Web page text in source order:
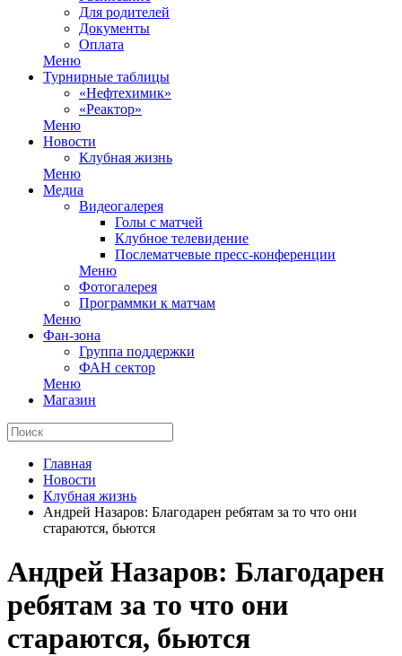
Для родителей
Документы
Оплата
Меню
Турнирные таблицы
«Нефтехимик»
«Реактор»
Меню
Новости
Клубная жизнь
Меню
Медиа
Видеогалерея
Голы с матчей
Клубное телевидение
Послематчевые пресс-конференции
Меню
Фотогалерея
Программки к матчам
Меню
Фан-зона
Группа поддержки
ФАН сектор
Меню
Магазин
Главная
Новости
Клубная жизнь
Андрей Назаров: Благодарен ребятам за то что они
стараются, бьются
Андрей Назаров: Благодарен
ребятам за то что они
стараются, бьются